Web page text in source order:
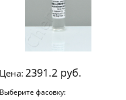
Цена: 2391.2 руб.
Выберите фасовку: